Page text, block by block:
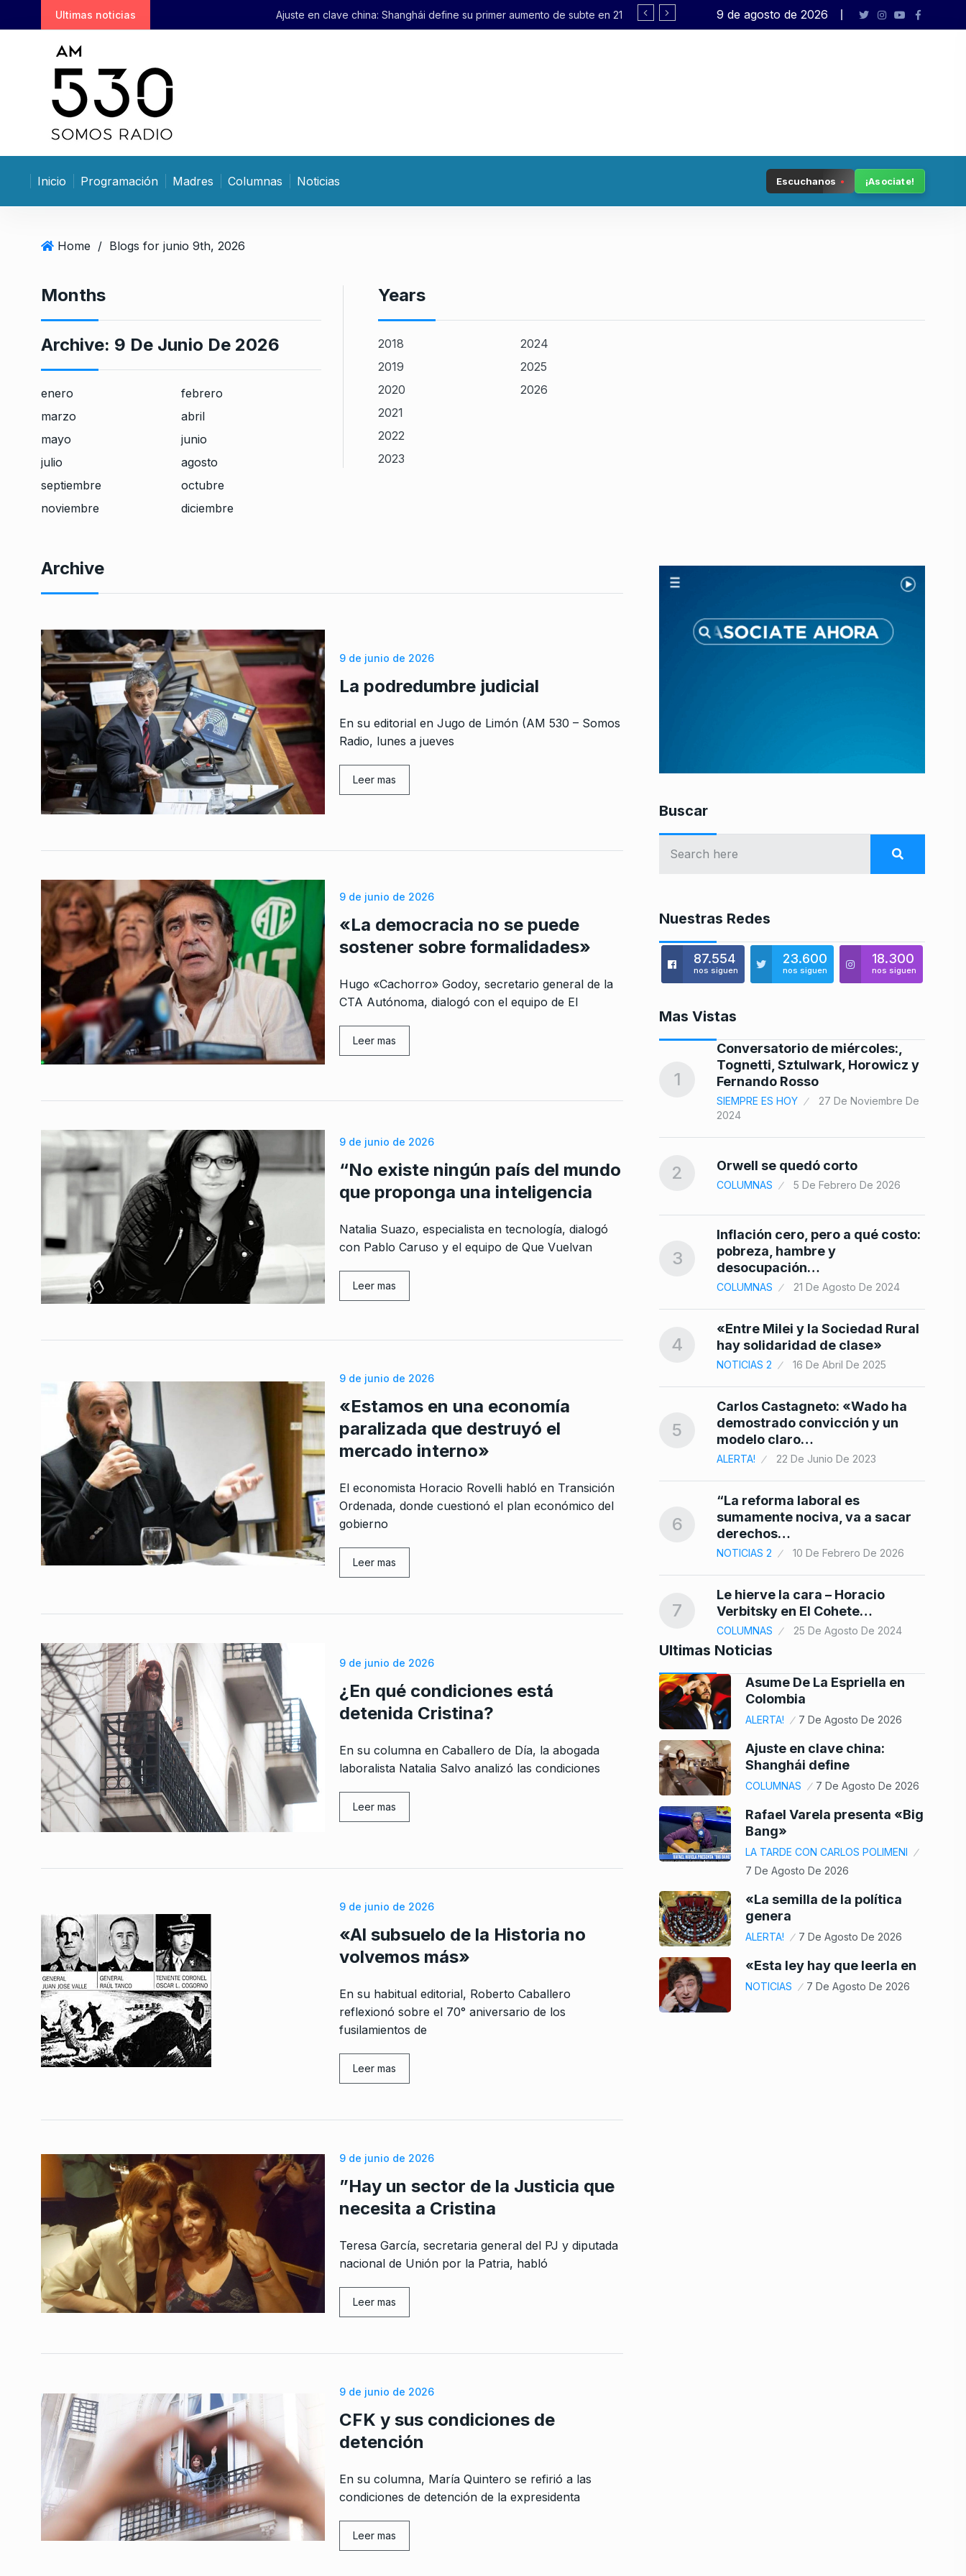
k
n
Ultimas noticias Ajuste en clave china: Shanghái define su primer aumento de subte en 21 años Rafael Varela presenta «Big Bang»
9 de agosto de 2026
Inicio Programación Madres Columnas Noticias Escuchanos ¡Asociate!
Home / Blogs for junio 9th, 2026
Months
Archive: 9 De Junio De 2026
enero
febrero
marzo
abril
mayo
junio
julio
agosto
septiembre
octubre
noviembre
diciembre
Years
2018
2019
2020
2021
2022
2023
2024
2025
2026
Archive
9 de junio de 2026
La podredumbre judicial
En su editorial en Jugo de Limón (AM 530 – Somos
Radio, lunes a jueves
Leer mas
9 de junio de 2026
«La democracia no se puede
sostener sobre formalidades»
Hugo «Cachorro» Godoy, secretario general de la
CTA Autónoma, dialogó con el equipo de El
Leer mas
9 de junio de 2026
“No existe ningún país del mundo
que proponga una inteligencia
Natalia Suazo, especialista en tecnología, dialogó
con Pablo Caruso y el equipo de Que Vuelvan
Leer mas
9 de junio de 2026
«Estamos en una economía
paralizada que destruyó el
mercado interno»
El economista Horacio Rovelli habló en Transición
Ordenada, donde cuestionó el plan económico del
gobierno
Leer mas
9 de junio de 2026
¿En qué condiciones está
detenida Cristina?
En su columna en Caballero de Día, la abogada
laboralista Natalia Salvo analizó las condiciones
Leer mas
9 de junio de 2026
«Al subsuelo de la Historia no
volvemos más»
En su habitual editorial, Roberto Caballero
reflexionó sobre el 70° aniversario de los
fusilamientos de
Leer mas
9 de junio de 2026
”Hay un sector de la Justicia que
necesita a Cristina
Teresa García, secretaria general del PJ y diputada
nacional de Unión por la Patria, habló
Leer mas
9 de junio de 2026
CFK y sus condiciones de
detención
En su columna, María Quintero se refirió a las
condiciones de detención de la expresidenta
Leer mas
Buscar
Nuestras Redes
87.554
nos siguen
23.600
nos siguen
18.300
nos siguen
Mas Vistas
Conversatorio de miércoles:,
Tognetti, Sztulwark, Horowicz y
SIEMPRE ES HOY
27 De Noviembre De
2 Orwell se quedó corto
COLUMNAS
3
Inflación cero, pero a qué costo:
pobreza, hambre y
desocupación…
COLUMNAS 21 De Agosto De 2024
4
hay solidaridad de clase»
Carlos Castagneto: «Wado ha
demostrado convicción y un
modelo claro…
22 De Junio De 2023
6
“La reforma laboral es
sumamente nociva, va a sacar
derechos…
NOTICIAS 2 10 De Febrero De 2026
7
Verbitsky en El Cohete…
BONAVITTA 530 21 De Abril De 2025
9
Justicia de Jujuy»
ALERTA! 28 De Junio De 2023
10
Presentan «Canciones
compartidas» en su décimo
1
Conversatorio de miércoles:,
Tognetti, Sztulwark, Horowicz y
Fernando Rosso
SIEMPRE ES HOY
27 De Noviembre De
2024
2 Orwell se quedó corto
COLUMNAS 5 De Febrero De 2026
3
Inflación cero, pero a qué costo:
pobreza, hambre y
desocupación…
COLUMNAS 21 De Agosto De 2024
4
«Entre Milei y la Sociedad Rural
hay solidaridad de clase»
NOTICIAS 2 16 De Abril De 2025
5
Carlos Castagneto: «Wado ha
demostrado convicción y un
modelo claro…
ALERTA! 22 De Junio De 2023
6
“La reforma laboral es
sumamente nociva, va a sacar
derechos…
NOTICIAS 2 10 De Febrero De 2026
7
Le hierve la cara – Horacio
Verbitsky en El Cohete…
COLUMNAS 25 De Agosto De 2024
Ultimas Noticias
Asume De La Espriella en
Colombia
ALERTA! 7 De Agosto De 2026
Ajuste en clave china:
Shanghái define
COLUMNAS 7 De Agosto De 2026
Rafael Varela presenta «Big
Bang»
LA TARDE CON CARLOS POLIMENI
7 De Agosto De 2026
«La semilla de la política
genera
ALERTA! 7 De Agosto De 2026
«Esta ley hay que leerla en
NOTICIAS 7 De Agosto De 2026